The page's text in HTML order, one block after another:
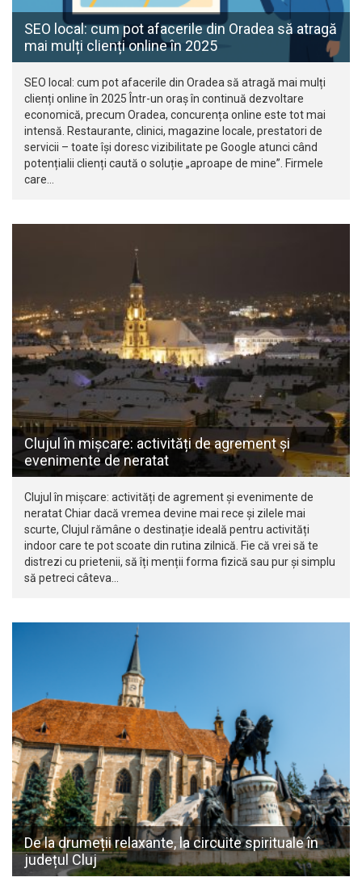
SEO local: cum pot afacerile din Oradea să atragă
mai mulți clienți online în 2025
SEO local: cum pot afacerile din Oradea să atragă mai mulți
clienți online în 2025 Într-un oraș în continuă dezvoltare
economică, precum Oradea, concurența online este tot mai
intensă. Restaurante, clinici, magazine locale, prestatori de
servicii – toate își doresc vizibilitate pe Google atunci când
potențialii clienți caută o soluție „aproape de mine”. Firmele
care…
Clujul în mișcare: activități de agrement și
evenimente de neratat
Clujul în mișcare: activități de agrement și evenimente de
neratat Chiar dacă vremea devine mai rece și zilele mai
scurte, Clujul rămâne o destinație ideală pentru activități
indoor care te pot scoate din rutina zilnică. Fie că vrei să te
distrezi cu prietenii, să îți menții forma fizică sau pur și simplu
să petreci câteva…
De la drumeții relaxante, la circuite spirituale în
județul Cluj